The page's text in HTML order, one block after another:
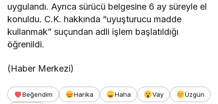
uygulandı. Ayrıca sürücü belgesine 6 ay süreyle el
konuldu. C.K. hakkında “uyuşturucu madde
kullanmak” suçundan adli işlem başlatıldığı
öğrenildi.
(Haber Merkezi)
Beğendim Harika Haha Vay
Üzgün